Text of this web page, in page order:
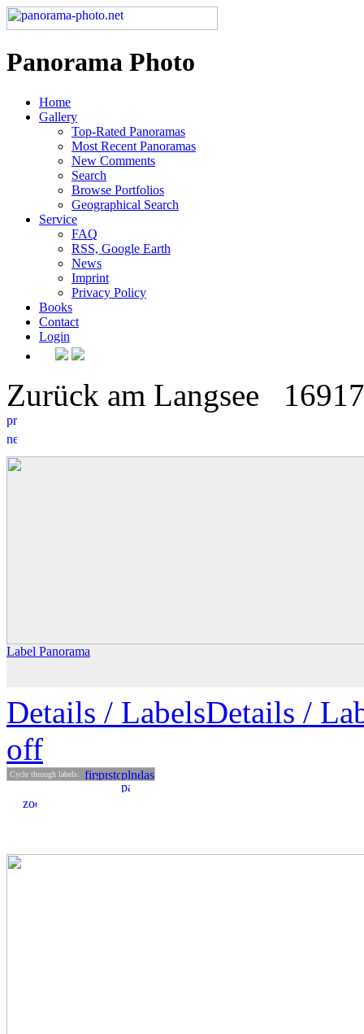
Panorama Photo
Home
Gallery
Top-Rated Panoramas
Most Recent Panoramas
New Comments
Search
Browse Portfolios
Geographical Search
Service
FAQ
RSS, Google Earth
News
Imprint
Privacy Policy
Books
Contact
Login
Zurück am Langsee 169
Label Panorama
Details / LabelsDetails /
off
Cycle through labels: